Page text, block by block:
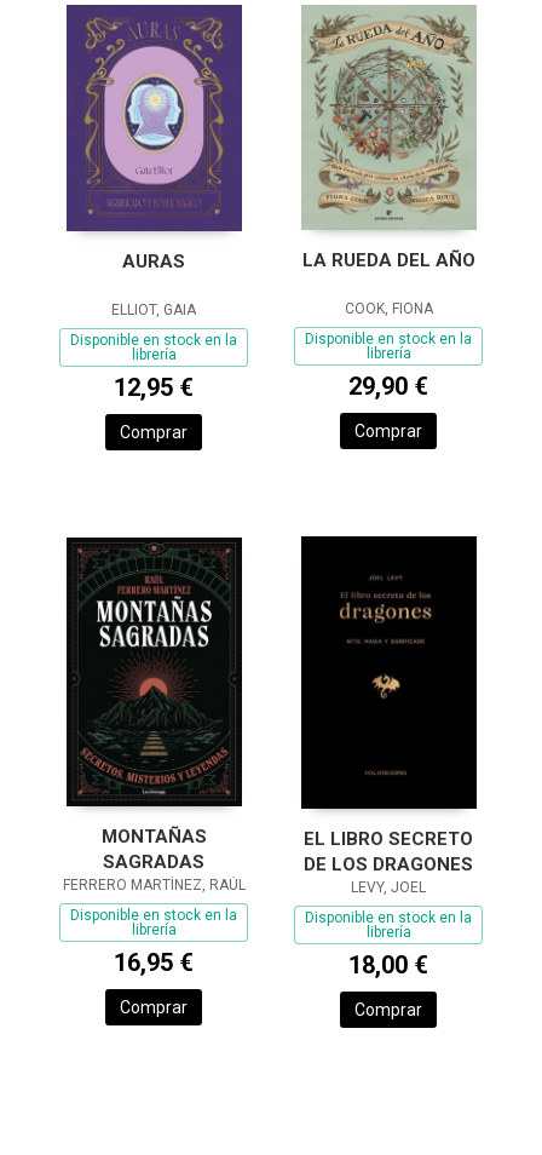
AURAS
ELLIOT, GAIA
Disponible en stock en la
librería
12,95 €
Comprar
LA RUEDA DEL AÑO
COOK, FIONA
Disponible en stock en la
librería
29,90 €
Comprar
MONTAÑAS
SAGRADAS
FERRERO MARTÍNEZ, RAÚL
Disponible en stock en la
librería
16,95 €
Comprar
EL LIBRO SECRETO
DE LOS DRAGONES
LEVY, JOEL
Disponible en stock en la
librería
18,00 €
Comprar